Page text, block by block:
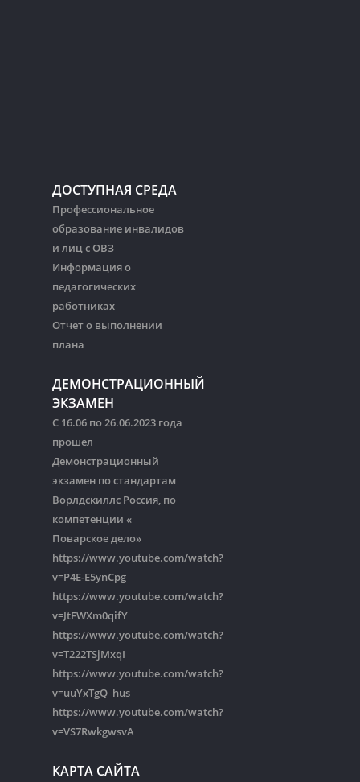
ДОСТУПНАЯ СРЕДА
Профессиональное
образование инвалидов
и лиц с ОВЗ
Информация о
педагогических
работниках
Отчет о выполнении
плана
ДЕМОНСТРАЦИОННЫЙ
ЭКЗАМЕН
С 16.06 по 26.06.2023 года
прошел
Демонстрационный
экзамен по стандартам
Ворлдскиллс Россия, по
компетенции «
Поварское дело»
https://www.youtube.com/watch?
v=P4E-E5ynCpg
https://www.youtube.com/watch?
v=JtFWXm0qifY
https://www.youtube.com/watch?
v=T222TSjMxqI
https://www.youtube.com/watch?
v=uuYxTgQ_hus
https://www.youtube.com/watch?
v=VS7RwkgwsvA
КАРТА САЙТА